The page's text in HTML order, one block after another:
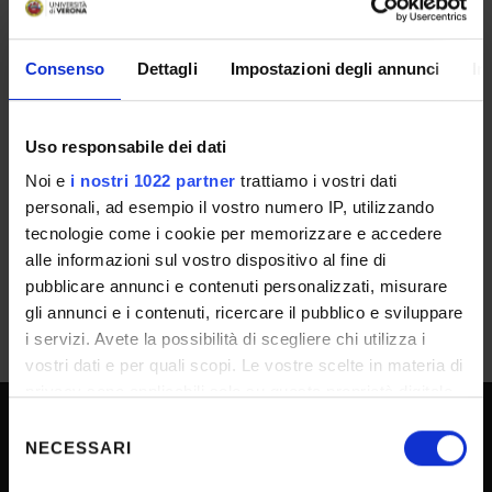
Consenso Dettagli Impostazioni degli annunci
Uso responsabile dei dati
Noi e i nostri 1022 partner trattiamo i vostri dati
personali, ad esempio il vostro numero IP, utilizzando
tecnologie come i cookie per memorizzare e accedere
alle informazioni sul vostro dispositivo al fine di
pubblicare annunci e contenuti personalizzati, misurare
gli annunci e i contenuti, ricercare il pubblico e sviluppare
i servizi. Avete la possibilità di scegliere chi utilizza i
vostri dati e per quali scopi. Le vostre scelte in materia di
modificare o revocare il proprio consenso in qualsiasi
momento dalla Dichiarazione sui cookie o facendo clic
delNECESSARI
03. Modulo rinuncia
IT | 16Kb
SPORTELLO ATENEO